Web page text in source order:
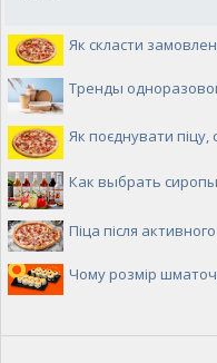
Як скласти
Тренды
Як поєднувати піцу,
Как выбрать
Піца після
Чому розмір